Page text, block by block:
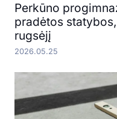
Perkūno
pradėtos
rugsėjį
2026.05.25